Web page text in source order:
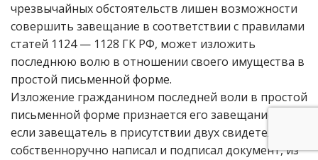
чрезвычайных обстоятельств лишен возможности
совершить завещание в соответствии с правилами
статей 1124 — 1128 ГК РФ, может изложить
последнюю волю в отношении своего имущества в
простой письменной форме.
Изложение гражданином последней воли в простой
письменной форме признается его завещанием,
если завещатель в присутствии двух свидетелей
собственноручно написал и подписал документ, из